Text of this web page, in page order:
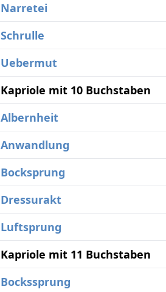
Narretei
Schrulle
Uebermut
Kapriole mit 10 Buchstaben
Albernheit
Anwandlung
Bocksprung
Dressurakt
Luftsprung
Kapriole mit 11 Buchstaben
Bockssprung